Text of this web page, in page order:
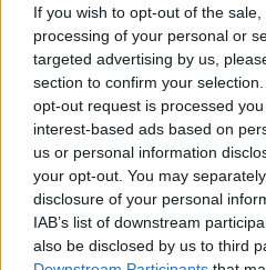
If you wish to opt-out of the
processing of your personal or
targeted advertising by us,
section to confirm your
opt-out request is processed
interest-based ads based on
us or personal information
your opt-out. You may
disclosure of your personal
IAB’s list of downstream
also be disclosed by us to third
csúsztak-másztak
szenvedélyesen, mégis
egyensúlyban tartottuk
egész kozármislenyi
köszönöm a stábomnak, a
játékosoknak azt a szívet
beletettek a
szurkolóinknak azt, hogy
nekünk Szentlőrincen is,
teremtettek és erőt adtak.”